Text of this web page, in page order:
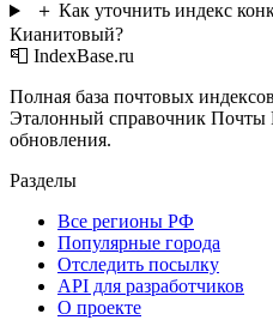
＋ Как уточнить индекс
Кианитовый?
📮 IndexBase.ru
Полная база почтовых
Эталонный справочник Почты
обновления.
Разделы
Все регионы РФ
Популярные города
Отследить посылку
API для разработчиков
О проекте